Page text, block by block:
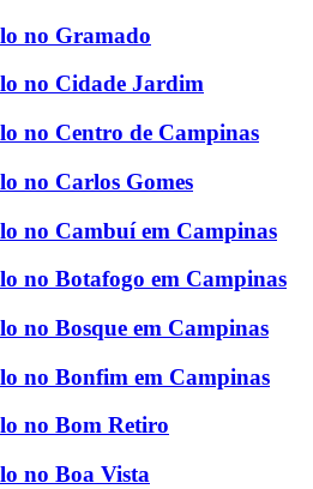
no Gramado
no Cidade Jardim
no Centro de Campinas
no Carlos Gomes
no Cambuí em Campinas
no Botafogo em Campinas
no Bosque em Campinas
no Bonfim em Campinas
no Bom Retiro
no Boa Vista